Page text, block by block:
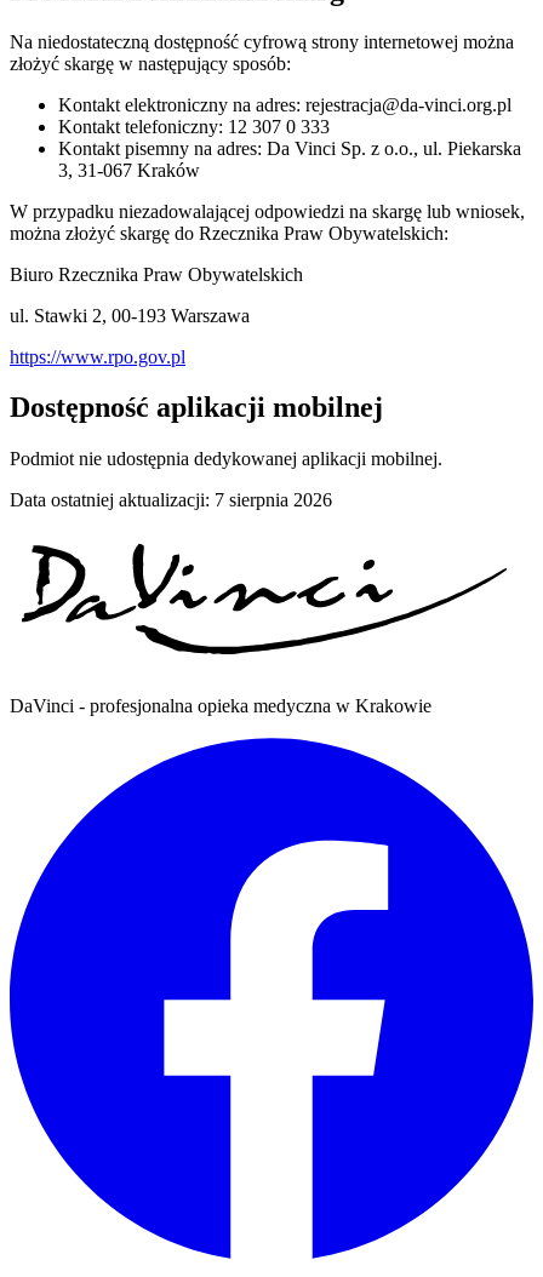
Na niedostateczną dostępność cyfrową strony internetowej można
złożyć skargę w następujący sposób:
Kontakt elektroniczny na adres: rejestracja@da-vinci.org.pl
Kontakt telefoniczny: 12 307 0 333
Kontakt pisemny na adres: Da Vinci Sp. z o.o., ul. Piekarska
3, 31-067 Kraków
W przypadku niezadowalającej odpowiedzi na skargę lub wniosek,
można złożyć skargę do Rzecznika Praw Obywatelskich:
Biuro Rzecznika Praw Obywatelskich
ul. Stawki 2, 00-193 Warszawa
https://www.rpo.gov.pl
Dostępność aplikacji mobilnej
Podmiot nie udostępnia dedykowanej aplikacji mobilnej.
Data ostatniej aktualizacji: 7 sierpnia 2026
DaVinci - profesjonalna opieka medyczna w Krakowie